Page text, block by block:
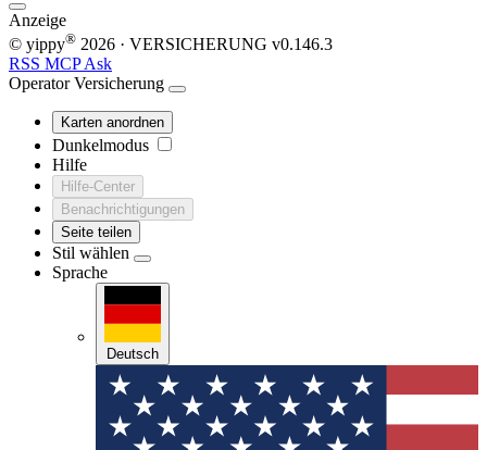
Anzeige
© yippy® 2026 · VERSICHERUNG v0.146.3
RSS MCPAsk
Operator Versicherung
Karten anordnen
Dunkelmodus
Hilfe
Hilfe-Center
Benachrichtigungen
Seite teilen
Stil wählen
Sprache
Deutsch